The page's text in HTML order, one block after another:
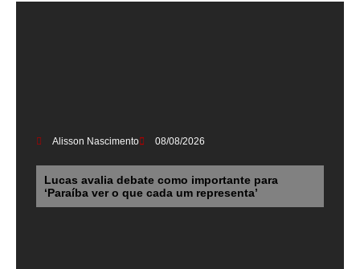
Alisson Nascimento 08/08/2026
Lucas avalia debate como importante para
‘Paraíba ver o que cada um representa’